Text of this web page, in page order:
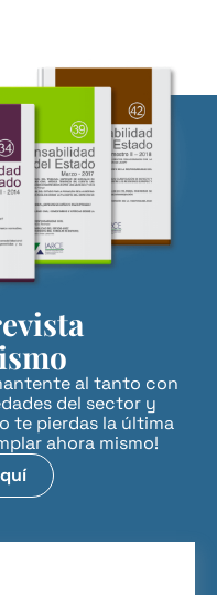
al tanto con
del sector y
te pierdas la última
ahora mismo!